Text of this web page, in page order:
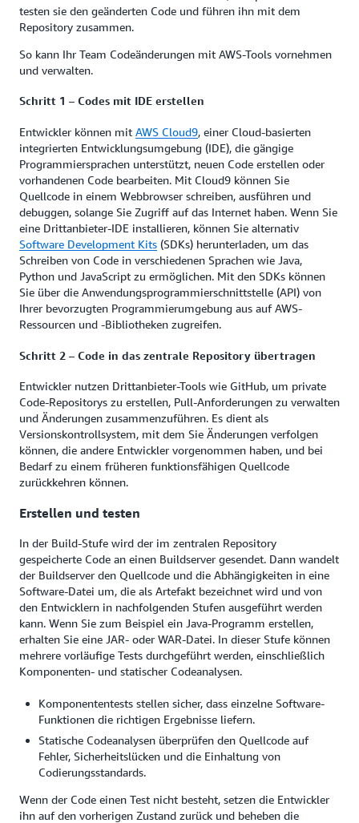
testen sie den geänderten Code und führen ihn mit dem
Repository zusammen.
So kann Ihr Team Codeänderungen mit AWS-Tools vornehmen
und verwalten.
Schritt 1 – Codes mit IDE erstellen
Entwickler können mit AWS Cloud9, einer Cloud-basierten
integrierten Entwicklungsumgebung (IDE), die gängige
Programmiersprachen unterstützt, neuen Code erstellen oder
vorhandenen Code bearbeiten. Mit Cloud9 können Sie
Quellcode in einem Webbrowser schreiben, ausführen und
debuggen, solange Sie Zugriff auf das Internet haben. Wenn Sie
eine Drittanbieter-IDE installieren, können Sie alternativ
Software Development Kits (SDKs) herunterladen, um das
Schreiben von Code in verschiedenen Sprachen wie Java,
Python und JavaScript zu ermöglichen. Mit den SDKs können
Sie über die Anwendungsprogrammierschnittstelle (API) von
Ihrer bevorzugten Programmierumgebung aus auf AWS-
Ressourcen und -Bibliotheken zugreifen.
Schritt 2 – Code in das zentrale Repository übertragen
Entwickler nutzen Drittanbieter-Tools wie GitHub, um private
Code-Repositorys zu erstellen, Pull-Anforderungen zu verwalten
und Änderungen zusammenzuführen. Es dient als
Versionskontrollsystem, mit dem Sie Änderungen verfolgen
können, die andere Entwickler vorgenommen haben, und bei
Bedarf zu einem früheren funktionsfähigen Quellcode
zurückkehren können.
Erstellen und testen
In der Build-Stufe wird der im zentralen Repository
gespeicherte Code an einen Buildserver gesendet. Dann wandelt
der Buildserver den Quellcode und die Abhängigkeiten in eine
Software-Datei um, die als Artefakt bezeichnet wird und von
den Entwicklern in nachfolgenden Stufen ausgeführt werden
kann. Wenn Sie zum Beispiel ein Java-Programm erstellen,
erhalten Sie eine JAR- oder WAR-Datei. In dieser Stufe können
mehrere vorläufige Tests durchgeführt werden, einschließlich
Komponenten- und statischer Codeanalysen.
Komponententests stellen sicher, dass einzelne Software-
Funktionen die richtigen Ergebnisse liefern.
Statische Codeanalysen überprüfen den Quellcode auf
Fehler, Sicherheitslücken und die Einhaltung von
Codierungsstandards.
Wenn der Code einen Test nicht besteht, setzen die Entwickler
ihn auf den vorherigen Zustand zurück und beheben die